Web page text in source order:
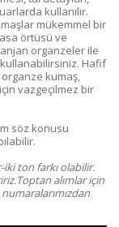
kullanılır.
mükemmel bir
örtüsü ve
organzeler ile
Hafif
kumaş,
vazgeçilmez bir
söz konusu
iki ton farkı olabilir.
alımlar için